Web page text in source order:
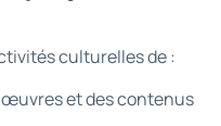
culturelles de :
et des contenus